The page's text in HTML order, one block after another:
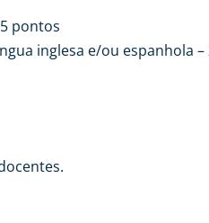
pontos
inglesa e/ou espanhola